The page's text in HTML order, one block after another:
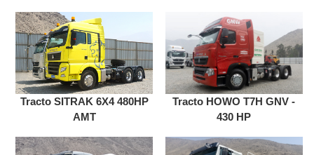
Tracto SITRAK 6X4 480HP
AMT
Tracto HOWO T7H GNV -
430 HP